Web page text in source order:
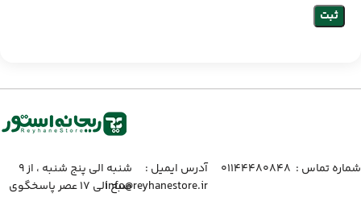
شماره تماس :‌ ۰۱۱۴۴۴۸۰۸۴۸
آدرس ایمیل :‌
info@reyhanestore.ir
شنبه الی پنج شنبه ، از ۹
صبح الی ۱۷ عصر پاسخگوی